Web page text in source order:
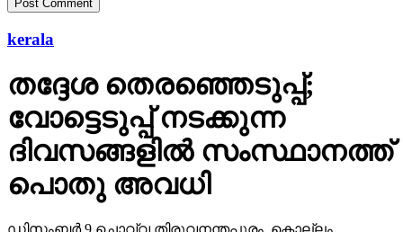
kerala
തദ്ദേശ തെരഞ്ഞെടുപ്പ്;
വോട്ടെടുപ്പ് നടക്കുന്ന
ദിവസങ്ങളില്‍ സംസ്ഥാനത്ത്
പൊതു അവധി
ഡിസംബര്‍ 9 ചൊവ്വ തിരുവനന്തപുരം, കൊല്ലം,